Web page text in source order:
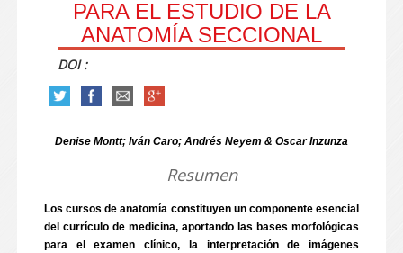
PARA EL ESTUDIO DE LA
ANATOMÍA SECCIONAL
DOI :
Denise Montt; Iván Caro; Andrés Neyem & Oscar Inzunza
Resumen
Los cursos de anatomía constituyen un componente esencial
del currículo de medicina, aportando las bases morfológicas
para el examen clínico, la interpretación de imágenes